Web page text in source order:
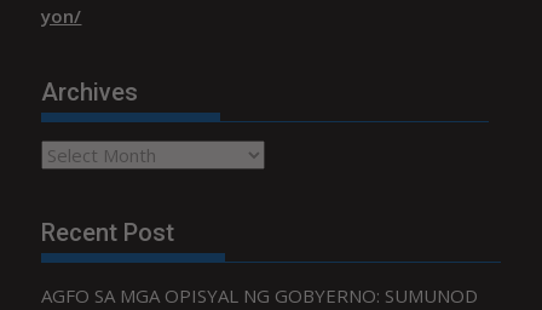
yon/
Archives
Archives
Recent Post
AGFO SA MGA OPISYAL NG GOBYERNO: SUMUNOD